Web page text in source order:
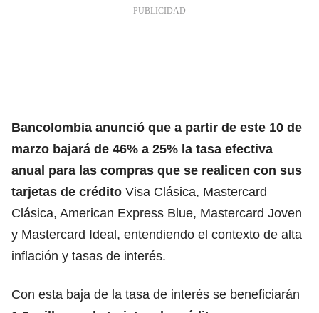
Bancolombia anunció que a partir de este 10 de
marzo bajará de 46% a 25% la tasa efectiva
anual para las compras que se realicen con sus
tarjetas de crédito Visa Clásica, Mastercard
Clásica, American Express Blue, Mastercard Joven
y Mastercard Ideal, entendiendo el contexto de alta
inflación y tasas de interés.
Con esta baja de la tasa de interés se beneficiarán